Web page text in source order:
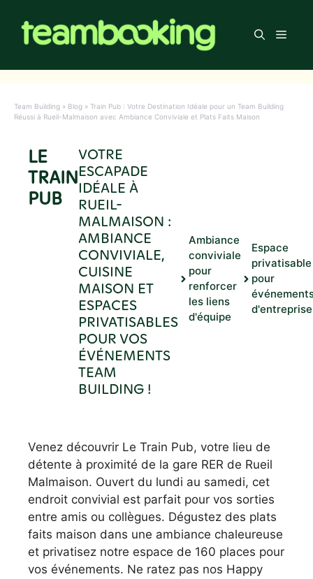
contenu
Menu
Team Building » Blog » Train Pub : Votre Destination Idéale pour un Team Building
Réussi à Rueil-Malmaison avec Ambiance Conviviale et Plats Faits Maison
LE
TRAIN
PUB
VOTRE
ESCAPADE
IDÉALE À
RUEIL-
MALMAISON :
AMBIANCE
CONVIVIALE,
CUISINE
MAISON ET
ESPACES
PRIVATISABLES
POUR VOS
ÉVÉNEMENTS
TEAM
BUILDING !
Ambiance
conviviale
pour
renforcer
les liens
d'équipe
Espace
privatisable
pour
d'entreprise
Venez découvrir Le Train Pub, votre lieu de
détente à proximité de la gare RER de Rueil
Malmaison. Ouvert du lundi au samedi, cet
endroit convivial est parfait pour vos sorties
entre amis ou collègues. Dégustez des plats
faits maison dans une ambiance chaleureuse
et privatisez notre espace de 160 places pour
vos événements. Ne ratez pas nos Happy